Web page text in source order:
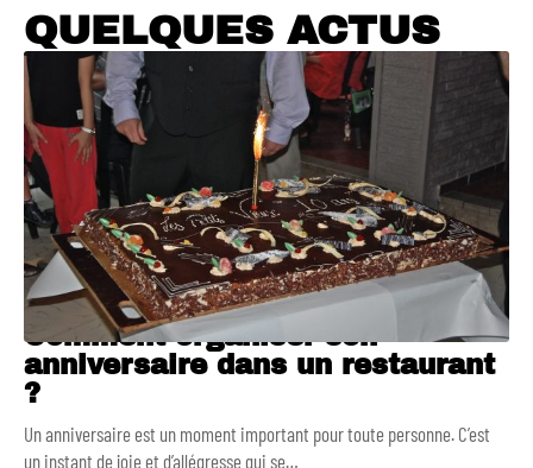
QUELQUES ACTUS
Comment organiser son
anniversaire dans un restaurant
?
Un anniversaire est un moment important pour toute personne. C’est
un instant de joie et d’allégresse qui se…